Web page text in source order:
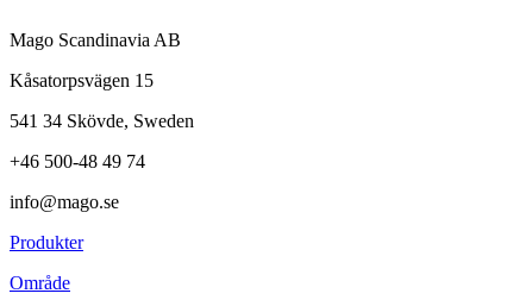
Mago Scandinavia AB
Kåsatorpsvägen 15
541 34 Skövde, Sweden
+46 500-48 49 74
info@mago.se
Produkter
Område